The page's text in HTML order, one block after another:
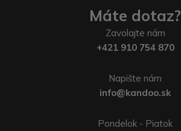
Máte dotaz?
Zavolajte nám
+421 910 754 870
Napište nám
info@kandoo.sk
Pondelok - Piatok